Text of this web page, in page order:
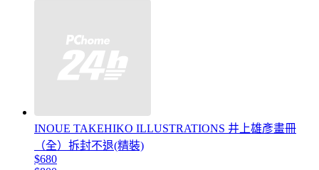
INOUE TAKEHIKO ILLUSTRATIONS 井上雄彥畫冊
（全）拆封不退(精裝)
$680